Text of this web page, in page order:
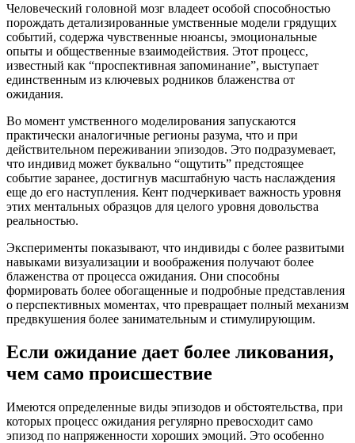
Человеческий головной мозг владеет особой способностью
порождать детализированные умственные модели грядущих
событий, содержа чувственные нюансы, эмоциональные
опыты и общественные взаимодействия. Этот процесс,
известный как “проспективная запоминание”, выступает
единственным из ключевых родников блаженства от
ожидания.
Во момент умственного моделирования запускаются
практически аналогичные регионы разума, что и при
действительном переживании эпизодов. Это подразумевает,
что индивид может буквально “ощутить” предстоящее
событие заранее, достигнув масштабную часть наслаждения
еще до его наступления. Кент подчеркивает важность уровня
этих ментальных образцов для целого уровня довольства
реальностью.
Эксперименты показывают, что индивиды с более развитыми
навыками визуализации и воображения получают более
блаженства от процесса ожидания. Они способны
формировать более обогащенные и подробные представления
о перспективных моментах, что превращает полный механизм
предвкушения более занимательным и стимулирующим.
Если ожидание дает более ликования,
чем само происшествие
Имеются определенные виды эпизодов и обстоятельства, при
которых процесс ожидания регулярно превосходит само
эпизод по напряженности хороших эмоций. Это особенно